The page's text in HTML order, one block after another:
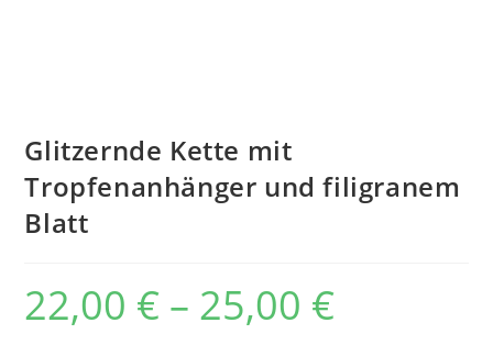
Glitzernde Kette mit
Tropfenanhänger und filigranem
Blatt
22,00 € – 25,00 €